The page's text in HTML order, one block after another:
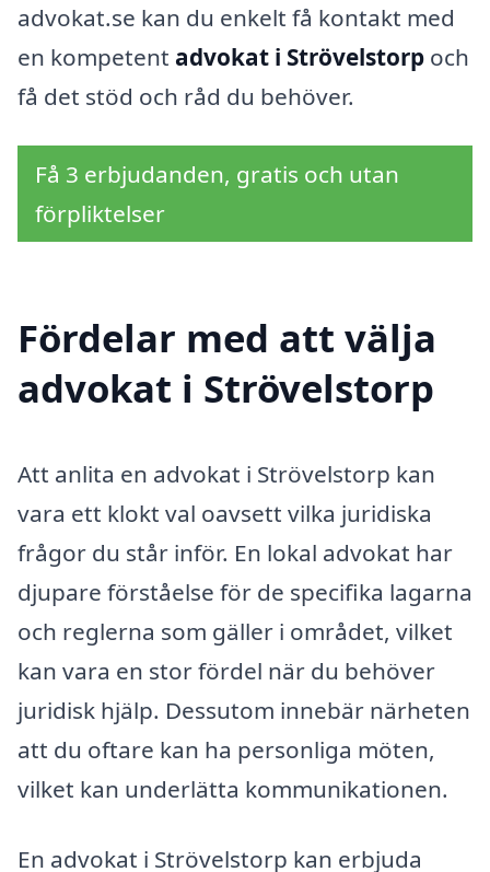
advokat.se kan du enkelt få kontakt med
en kompetent advokat i Strövelstorp och
få det stöd och råd du behöver.
Få 3 erbjudanden, gratis och utan
förpliktelser
Fördelar med att välja
advokat i Strövelstorp
Att anlita en advokat i Strövelstorp kan
vara ett klokt val oavsett vilka juridiska
frågor du står inför. En lokal advokat har
djupare förståelse för de specifika lagarna
och reglerna som gäller i området, vilket
kan vara en stor fördel när du behöver
juridisk hjälp. Dessutom innebär närheten
att du oftare kan ha personliga möten,
vilket kan underlätta kommunikationen.
En advokat i Strövelstorp kan erbjuda